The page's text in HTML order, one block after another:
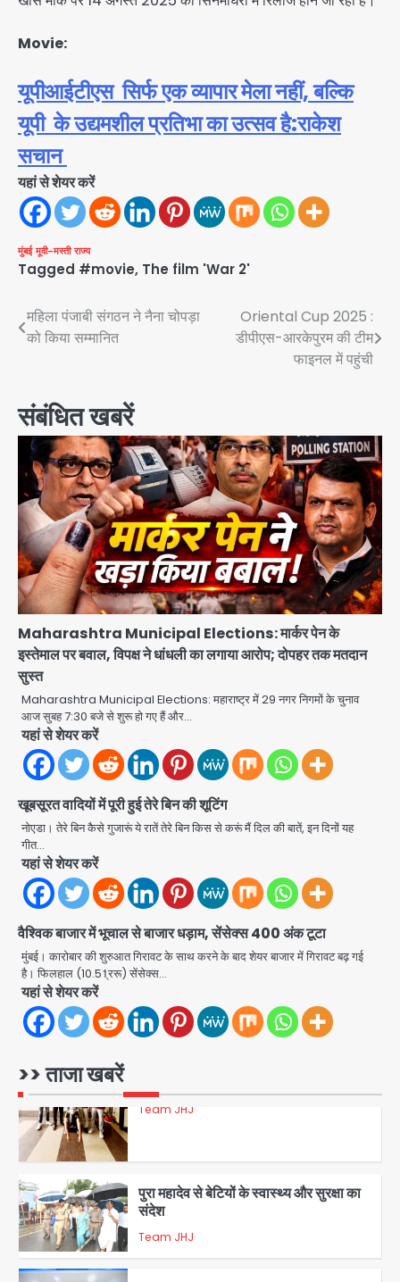
Movie:
यूपीआईटीएस सिर्फ एक व्यापार मेला नहीं, बल्कि
यूपी के उद्यमशील प्रतिभा का उत्सव है:राकेश
सचान
यहां से शेयर करें
मुंबई मूवी-मस्ती राज्य
Tagged #movie, The film 'War 2'
Post
navigation
महिला पंजाबी संगठन ने नैना चोपड़ा
को किया सम्मानित
Oriental Cup 2025 :
डीपीएस-आरकेपुरम की टीम
फाइनल में पहुंची
संबंधित खबरें
Maharashtra Municipal Elections: मार्कर पेन के
इस्तेमाल पर बवाल, विपक्ष ने धांधली का लगाया आरोप; दोपहर तक मतदान
सुस्त
Maharashtra Municipal Elections: महाराष्ट्र में 29 नगर निगमों के चुनाव
आज सुबह 7:30 बजे से शुरू हो गए हैं और…
यहां से शेयर करें
खूबसूरत वादियों में पूरी हुई तेरे बिन की शूटिंग
नोएडा। तेरे बिन कैसे गुजारूं ये रातें तेरे बिन किस से करूं मैं दिल की बातें, इन दिनों यह
गीत…
यहां से शेयर करें
वैश्विक बाजार में भूचाल से बाजार धड़ाम, सेंसेक्स 400 अंक टूटा
मुंबई। कारोबार की शुरुआत गिरावट के साथ करने के बाद शेयर बाजार में गिरावट बढ़ गई
है। फिलहाल (10.51्ररू) सेंसेक्स…
यहां से शेयर करें
>> ताजा खबरें
2
अब पहला स्थान हासिल करना लक्ष्य: डीएम
3
28 साल बाद कानून के शिकंजे में आया हत्या का
फरार आरोपी
Team JHJ
4
डबल मर्डर का मुख्य साजिशकर्ता क्राइम ब्रांच
के हत्थे
Team JHJ
5
Team JHJ
1
पुरा महादेव से बेटियों के स्वास्थ्य और सुरक्षा का
संदेश
Team JHJ